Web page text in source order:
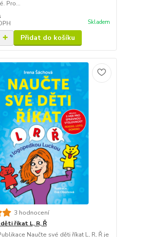
Pro...
Skladem
Přidat do košíku
3 hodnocení
říkat L, R, Ř
Naučte své děti říkat L, R, Ř je